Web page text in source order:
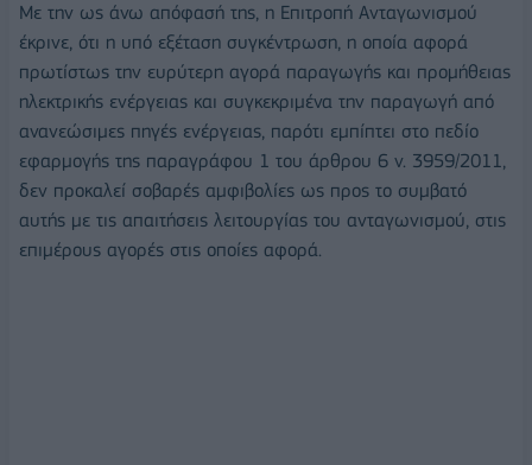
Με την ως άνω απόφασή της, η Επιτροπή Ανταγωνισμού
έκρινε, ότι η υπό εξέταση συγκέντρωση, η οποία αφορά
πρωτίστως την ευρύτερη αγορά παραγωγής και προμήθειας
ηλεκτρικής ενέργειας και συγκεκριμένα την παραγωγή από
ανανεώσιμες πηγές ενέργειας, παρότι εμπίπτει στο πεδίο
εφαρμογής της παραγράφου 1 του άρθρου 6 ν. 3959/2011,
δεν προκαλεί σοβαρές αμφιβολίες ως προς το συμβατό
αυτής με τις απαιτήσεις λειτουργίας του ανταγωνισμού, στις
επιμέρους αγορές στις οποίες αφορά.